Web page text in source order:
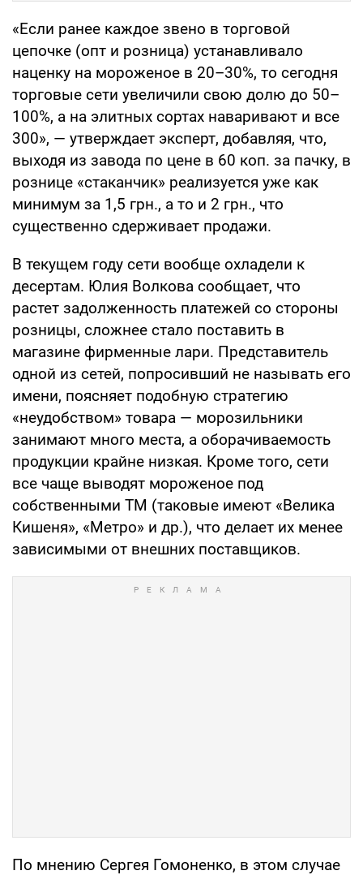
«Если ранее каждое звено в торговой
цепочке (опт и розница) устанавливало
наценку на мороженое в 20–30%, то сегодня
торговые сети увеличили свою долю до 50–
100%, а на элитных сортах наваривают и все
300», — утверждает эксперт, добавляя, что,
выходя из завода по цене в 60 коп. за пачку, в
рознице «стаканчик» реализуется уже как
минимум за 1,5 грн., а то и 2 грн., что
существенно сдерживает продажи.
В текущем году сети вообще охладели к
десертам. Юлия Волкова сообщает, что
растет задолженность платежей со стороны
розницы, сложнее стало поставить в
магазине фирменные лари. Представитель
одной из сетей, попросивший не называть его
имени, поясняет подобную стратегию
«неудобством» товара — морозильники
занимают много места, а оборачиваемость
продукции крайне низкая. Кроме того, сети
все чаще выводят мороженое под
собственными ТМ (таковые имеют «Велика
Кишеня», «Метро» и др.), что делает их менее
зависимыми от внешних поставщиков.
По мнению Сергея Гомоненко, в этом случае